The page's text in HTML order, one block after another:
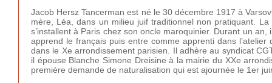
Jacob Hersz Tancerman est né le 30 décembre 1917 à
mère, Léa, dans un milieu juif traditionnel non pratiquant.
s’installent à Paris chez son oncle maroquinier. Durant un
apprend le français puis entre comme apprenti dans
dans le Xe arrondissement parisien. Il adhère au syndicat
il épouse Blanche Simone Dreisine à la mairie du XXe
première demande de naturalisation qui est ajournée le 1er